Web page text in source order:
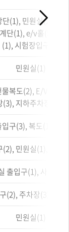
단(1), 민원실(2), 주
단(1), e/v홀(5), 로
(1), 시험장입구(1)
민원실(1)
복도(2), E/V(1),
(3), 지하주차장(6),
구(3), 복도(1), 지
(2), 민원실(1), 주차
출입구(1), 사무실
(2), 주차장(3), 민
민원실(1)